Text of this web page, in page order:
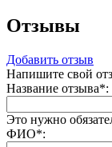
Отзывы
Добавить отзыв
Напишите свой
Название отзыва*:
Это нужно
ФИО*: